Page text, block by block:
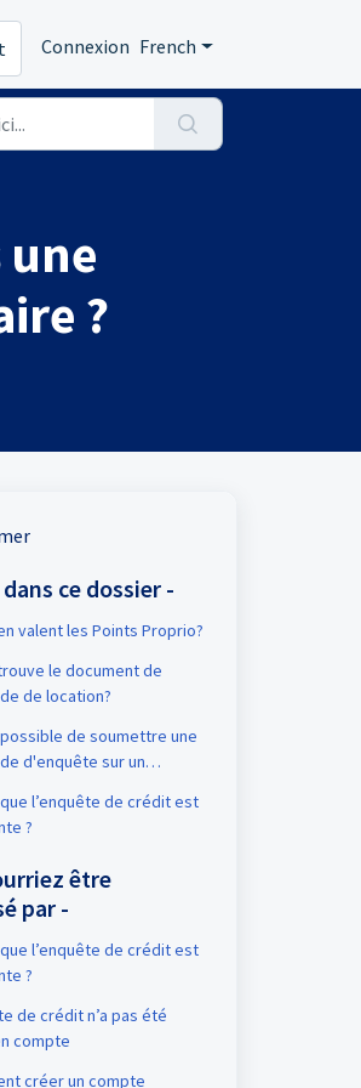
Connexion French
une
?
ce dossier -
valent les Points Proprio?
le document de
de location?
de soumettre une
d'enquête sur un
l’enquête de crédit est
?
être
par -
l’enquête de crédit est
?
de crédit n’a pas été
compte
créer un compte